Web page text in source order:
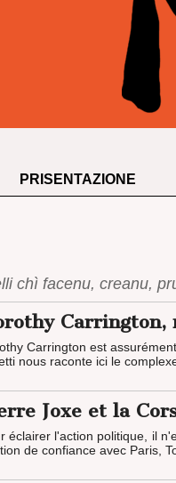
PRISENTAZIONE
chì facenu, creanu,
Carrington,
Carrington est
nous raconte ici le
Joxe et la
éclairer l'action politique, il
de confiance avec Paris,